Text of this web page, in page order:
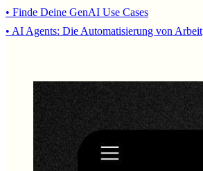
• Finde Deine GenAI Use Cases
• AI Agents: Die Automatisierung von Arbeit